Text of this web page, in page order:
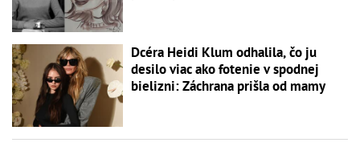
Dcéra Heidi Klum odhalila, čo ju
desilo viac ako fotenie v spodnej
bielizni: Záchrana prišla od mamy